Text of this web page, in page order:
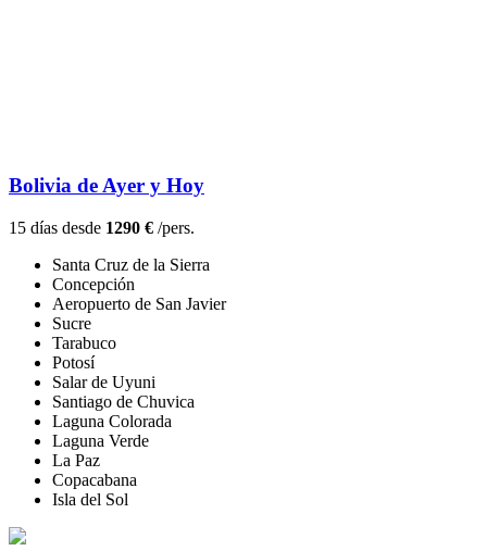
Bolivia de Ayer y Hoy
15 días desde 1290 € /pers.
Santa Cruz de la Sierra
Concepción
Aeropuerto de San Javier
Sucre
Tarabuco
Potosí
Salar de Uyuni
Santiago de Chuvica
Laguna Colorada
Laguna Verde
La Paz
Copacabana
Isla del Sol